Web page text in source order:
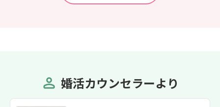
婚活カウンセラーより